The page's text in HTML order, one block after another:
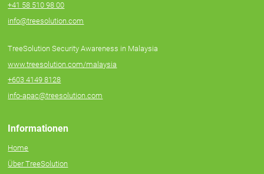
+41 58 510 98 00
info@treesolution.com
TreeSolution Security Awareness in Malaysia
www.treesolution.com/malaysia
+603 4149 8128
info-apac@treesolution.com
Informationen
Home
Über TreeSolution